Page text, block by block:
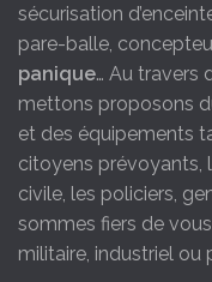
sécurisation
pare-balle,
panique… Au travers
mettons proposons
et des équipements
citoyens prévoyants,
civile, les policiers,
sommes fiers de
militaire, industriel ou